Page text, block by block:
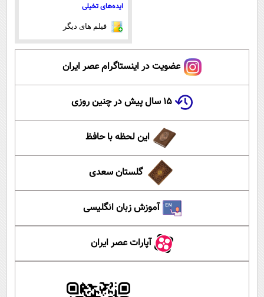
ایده‌های تخیلی
فیلم های دیگر
عضویت در اینستاگرام عصر ایران
۱۵ سال پیش در چنین روزی
این لحظه با حافظ
گلستان سعدی
آموزش زبان انگلیسی
آپارات عصر ایران